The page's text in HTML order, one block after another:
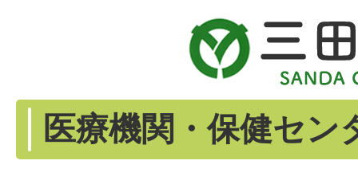
医療機関・保健セン